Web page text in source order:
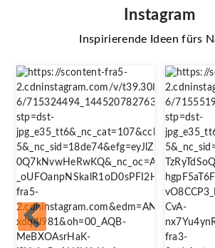
Instagram
Inspirierende Ideen fürs